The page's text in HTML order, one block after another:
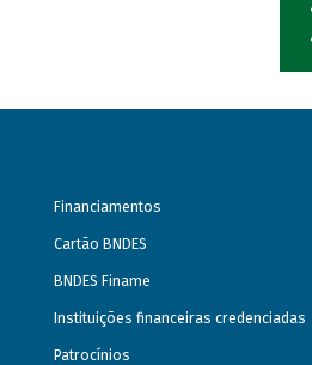
Financiamentos
Cartão BNDES
BNDES Finame
Instituições financeiras credenciadas
Patrocínios